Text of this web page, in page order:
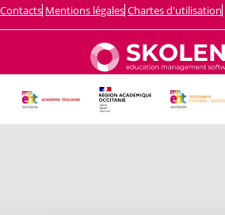
Contacts Mentions légales Chartes d'utilisation